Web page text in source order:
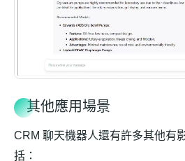
其他應用場景
CRM 聊天機器人還有許多其他有
括：